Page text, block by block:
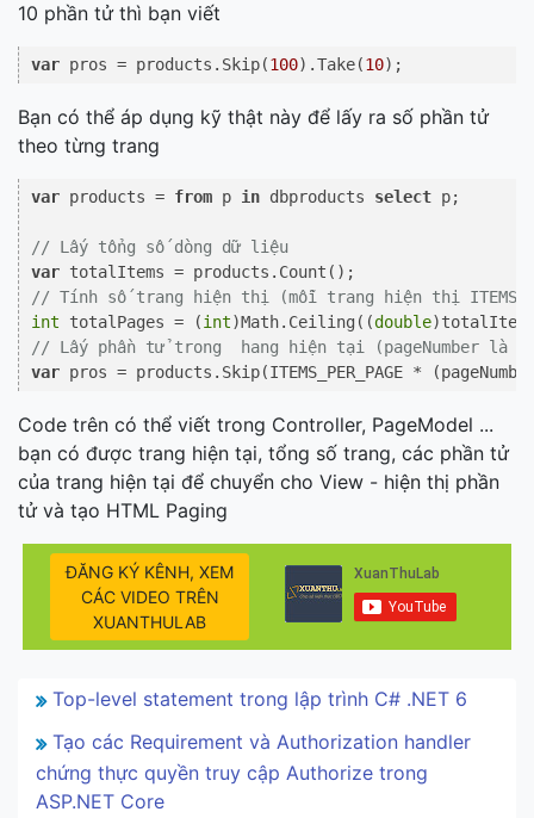
10 phần tử thì bạn viết
var pros = products.Skip(100).Take(10
Bạn có thể áp dụng kỹ thật này để lấy ra số phần tử
theo từng trang
var products = from p in dbproducts select p;
// Lấy tổng số dòng dữ liệu
var
// Tính số trang hiện thị (mỗi trang hiện thị
int totalPages = (int)Math.Ceiling((double
// Lấy phần tử trong  hang hiện tại (pageNumber
var pros = products.Skip(ITEMS_PER_PAGE *
Code trên có thể viết trong Controller, PageModel ...
bạn có được trang hiện tại, tổng số trang, các phần tử
của trang hiện tại để chuyển cho View - hiện thị phần
tử và tạo HTML Paging
ĐĂNG KÝ KÊNH, XEM
CÁC VIDEO TRÊN
XUANTHULAB
Top-level statement trong lập trình C# .NET 6
Tạo các Requirement và Authorization handler
chứng thực quyền truy cập Authorize trong
ASP.NET Core